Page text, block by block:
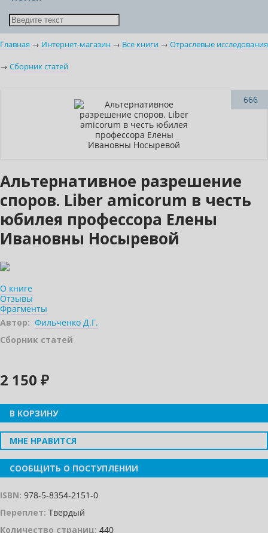
Главная → Интернет-магазин → Все книги → Отраслевые исследования
→ Сборник статей
666
Альтернативное разрешение
споров. Liber amicorum в честь
юбилея профессора Елены
Ивановны Носыревой
О книге
Отзывы
Фрагменты
Автор: Фильченко Д.Г.
Сборник статей
2 150 ₽
В КОРЗИНУ
МНЕ НРАВИТСЯ
СООБЩИТЬ О ПОСТУПЛЕНИИ
ISBN: 978-5-8354-2151-0
Переплет: Твердый
Количество страниц: 440